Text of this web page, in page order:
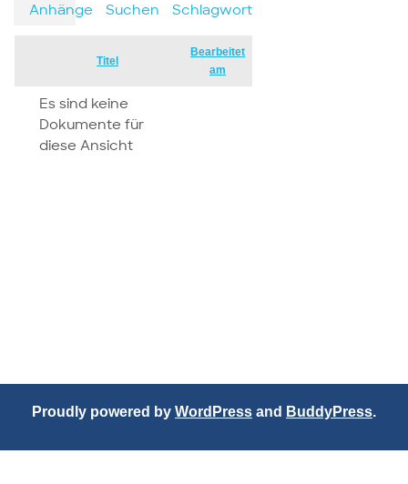
Anhänge
Suchen Schlagwort
Titel
Bearbeitet
am
Es sind keine
Dokumente für
diese Ansicht
Proudly powered by WordPress and BuddyPress.